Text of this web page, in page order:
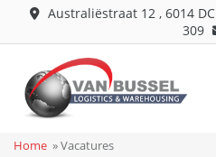
Australiëstraat 12 , 6014 DC
309
Home »Vacatures